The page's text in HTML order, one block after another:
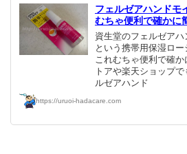
フェルゼアハンドモ
むちゃ便利で確かに
資生堂のフェルゼア
という携帯用保湿ロー
これむちゃ便利で確
トアや楽天ショップ
ルゼアハンド
https://uruoi-hadacare.com